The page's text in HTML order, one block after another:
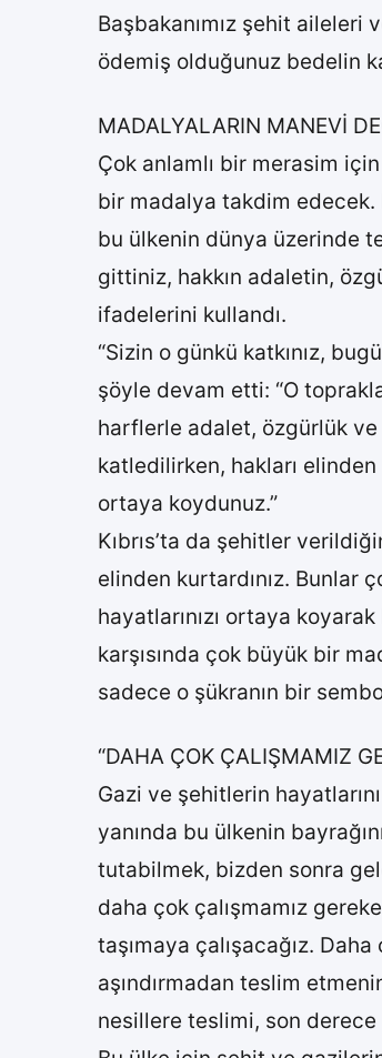
Başbakanımız şehit aileleri
ödemiş olduğunuz bedelin
MADALYALARIN MANEVİ
Çok anlamlı bir merasim
bir madalya takdim edecek.
bu ülkenin dünya üzerinde
gittiniz, hakkın adaletin,
ifadelerini kullandı.
“Sizin o günkü katkınız,
şöyle devam etti: “O
harflerle adalet, özgürlük ve
katledilirken, hakları elinden
ortaya koydunuz.”
Kıbrıs’ta da şehitler
elinden kurtardınız.
hayatlarınızı ortaya
karşısında çok büyük bir
sadece o şükranın bir
“DAHA ÇOK ÇALIŞMAMIZ
Gazi ve şehitlerin
yanında bu ülkenin
tutabilmek, bizden sonra
daha çok çalışmamız
taşımaya çalışacağız.
aşındırmadan teslim
nesillere teslimi, son derece